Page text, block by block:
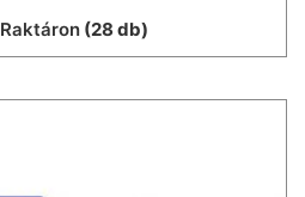
Raktáron(28 db)